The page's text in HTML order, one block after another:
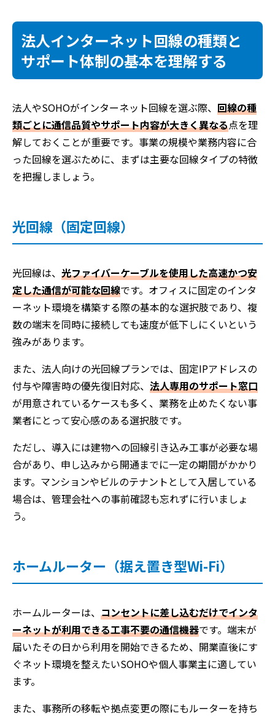
法人インターネット回線の種類と
サポート体制の基本を理解する
法人やSOHOがインターネット回線を選ぶ際、 回線の種
類ごとに通信品質やサポート内容が大きく異なる点を理
解しておくことが重要です。事業の規模や業務内容に合
った回線を選ぶために、まずは主要な回線タイプの特徴
を把握しましょう。
光回線（固定回線）
光回線は、 光ファイバーケーブルを使用した高速かつ安
定した通信が可能な回線です。オフィスに固定のインタ
ーネット環境を構築する際の基本的な選択肢であり、複
数の端末を同時に接続しても速度が低下しにくいという
強みがあります。
また、法人向けの光回線プランでは、固定IPアドレスの
付与や障害時の優先復旧対応、 法人専用のサポート窓口
が用意されているケースも多く、業務を止めたくない事
業者にとって安心感のある選択肢です。
ただし、導入には建物への回線引き込み工事が必要な場
合があり、申し込みから開通までに一定の期間がかかり
ます。マンションやビルのテナントとして入居している
場合は、管理会社への事前確認も忘れずに行いましょ
う。
ホームルーター（据え置き型Wi-Fi）
ホームルーターは、 コンセントに差し込むだけでインタ
ーネットが利用できる工事不要の通信機器です。端末が
届いたその日から利用を開始できるため、開業直後にす
ぐネット環境を整えたいSOHOや個人事業主に適してい
ます。
また、事務所の移転や拠点変更の際にもルーターを持ち